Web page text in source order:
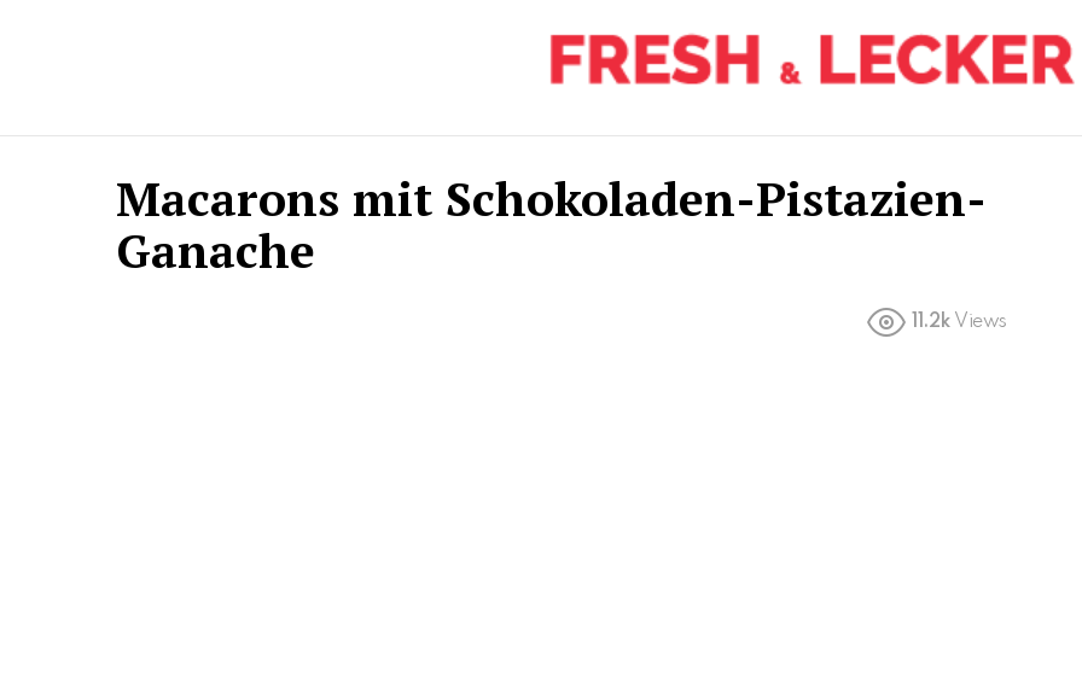
Macarons mit Schokoladen-Pistazien-
Ganache
11.2k Views